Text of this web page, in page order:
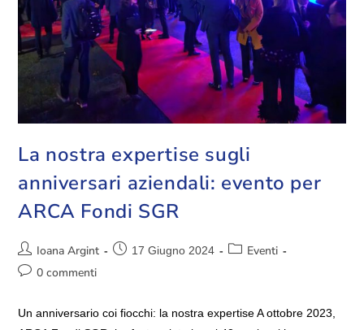
La nostra expertise sugli
anniversari aziendali: evento per
ARCA Fondi SGR
Ioana Argint 17 Giugno 2024
Eventi
0 commenti
Un anniversario coi fiocchi: la nostra expertise A ottobre 2023,